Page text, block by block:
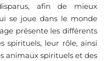
afin de mieux
se joue dans le monde
présente les différents
spirituels, leur rôle, ainsi
animaux spirituels et des